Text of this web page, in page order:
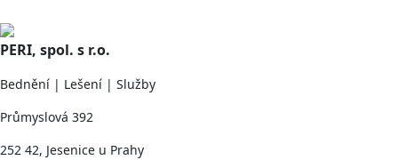
PERI, spol. s r.o.
Bednění | Lešení | Služby
Průmyslová 392
252 42, Jesenice u Prahy